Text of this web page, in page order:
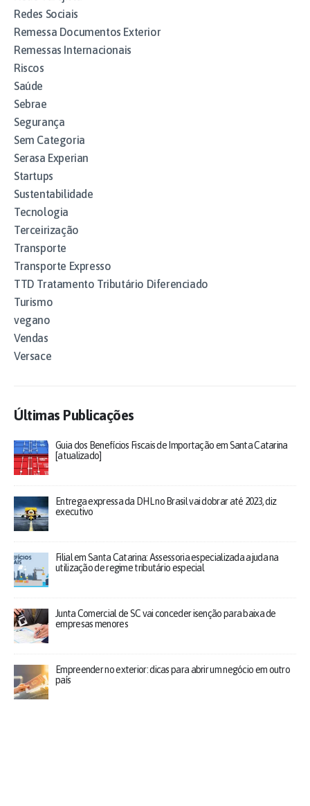
Redes Sociais
Remessa Documentos Exterior
Remessas Internacionais
Riscos
Saúde
Sebrae
Segurança
Sem Categoria
Serasa Experian
Startups
Sustentabilidade
Tecnologia
Terceirização
Transporte
Transporte Expresso
TTD Tratamento Tributário Diferenciado
Turismo
vegano
Vendas
Versace
Últimas Publicações
Guia dos Benefícios Fiscais de Importação em Santa Catarina
[atualizado]
Entrega expressa da DHL no Brasil vai dobrar até 2023, diz
executivo
Filial em Santa Catarina: Assessoria especializada ajuda na
utilização de regime tributário especial
Junta Comercial de SC vai conceder isenção para baixa de
empresas menores
Empreender no exterior: dicas para abrir um negócio em outro
país